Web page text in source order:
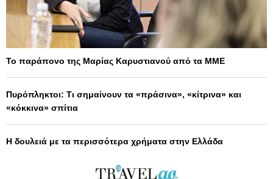
Το παράπονο της Μαρίας Καρυστιανού από τα ΜΜΕ
Πυρόπληκτοι: Τι σημαίνουν τα «πράσινα», «κίτρινα» και
«κόκκινα» σπίτια
Η δουλειά με τα περισσότερα χρήματα στην Ελλάδα